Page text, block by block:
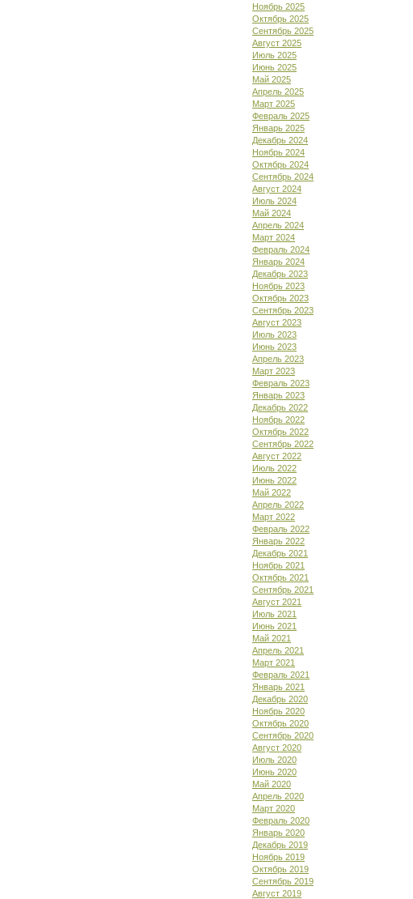
Ноябрь 2025
Октябрь 2025
Сентябрь 2025
Август 2025
Июль 2025
Июнь 2025
Май 2025
Апрель 2025
Март 2025
Февраль 2025
Январь 2025
Декабрь 2024
Ноябрь 2024
Октябрь 2024
Сентябрь 2024
Август 2024
Июль 2024
Май 2024
Апрель 2024
Март 2024
Февраль 2024
Январь 2024
Декабрь 2023
Ноябрь 2023
Октябрь 2023
Сентябрь 2023
Август 2023
Июль 2023
Июнь 2023
Апрель 2023
Март 2023
Февраль 2023
Январь 2023
Декабрь 2022
Ноябрь 2022
Октябрь 2022
Сентябрь 2022
Август 2022
Июль 2022
Июнь 2022
Май 2022
Апрель 2022
Март 2022
Февраль 2022
Январь 2022
Декабрь 2021
Ноябрь 2021
Октябрь 2021
Сентябрь 2021
Август 2021
Июль 2021
Июнь 2021
Май 2021
Апрель 2021
Март 2021
Февраль 2021
Январь 2021
Декабрь 2020
Ноябрь 2020
Октябрь 2020
Сентябрь 2020
Август 2020
Июль 2020
Июнь 2020
Май 2020
Апрель 2020
Март 2020
Февраль 2020
Январь 2020
Декабрь 2019
Ноябрь 2019
Октябрь 2019
Сентябрь 2019
Август 2019